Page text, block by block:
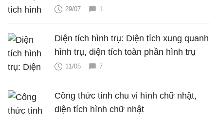
29/07 1
Diện tích hình trụ: Diện tích xung quanh
hình trụ, diện tích toàn phần hình trụ
11/05 7
Công thức tính chu vi hình chữ nhật,
diện tích hình chữ nhật